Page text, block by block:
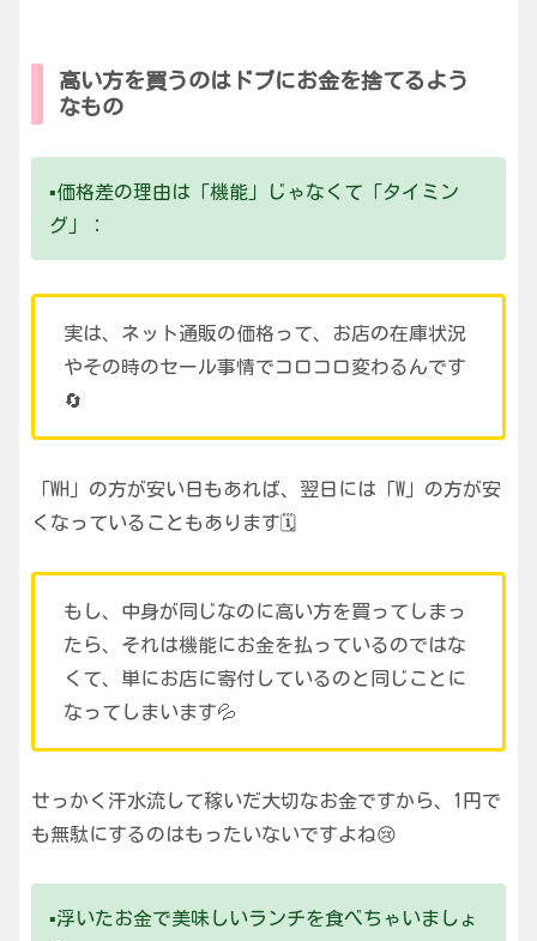
高い方を買うのはドブにお金を捨てるよう
なもの
▪️価格差の理由は「機能」じゃなくて「タイミン
グ」：
実は、ネット通販の価格って、お店の在庫状況
やその時のセール事情でコロコロ変わるんです
🔄
「WH」の方が安い日もあれば、翌日には「W」の方が安
くなっていることもあります🗓️
もし、中身が同じなのに高い方を買ってしまっ
たら、それは機能にお金を払っているのではな
くて、単にお店に寄付しているのと同じことに
なってしまいます💦
せっかく汗水流して稼いだ大切なお金ですから、1円で
も無駄にするのはもったいないですよね😢
▪️浮いたお金で美味しいランチを食べちゃいましょ